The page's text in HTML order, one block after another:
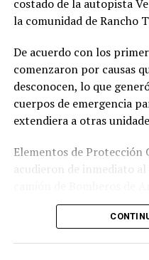
responsabilidad penal de
relacionados con la
públicos.
costado de la autopista
la comunidad de Rancho
De acuerdo con los
comenzaron por causas
desconocen, lo que
cuerpos de emergencia
extendiera a otras
Elementos de Protección
acudieron de inmediato
para sofocar el fuego,
tras varios minutos de